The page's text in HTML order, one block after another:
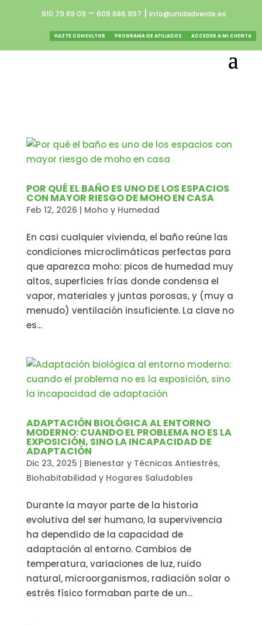
910 79 89 09 – 609 686 997 info@unidadverde.es
HAZTE CONSULTOR PROGRAMA DE AFILIADOS ACCEDER A MI CUENTA
POR QUÉ EL BAÑO ES UNO DE LOS ESPACIOS
CON MAYOR RIESGO DE MOHO EN CASA
Feb 12, 2026 | Moho y Humedad
En casi cualquier vivienda, el baño reúne las
condiciones microclimáticas perfectas para
que aparezca moho: picos de humedad muy
altos, superficies frías donde condensa el
vapor, materiales y juntas porosas, y (muy a
menudo) ventilación insuficiente. La clave no
es...
ADAPTACIÓN BIOLÓGICA AL ENTORNO
MODERNO: CUANDO EL PROBLEMA NO ES LA
EXPOSICIÓN, SINO LA INCAPACIDAD DE
ADAPTACIÓN
Dic 23, 2025 | Bienestar y Técnicas Antiestrés,
Biohabitabilidad y Hogares Saludables
Durante la mayor parte de la historia
evolutiva del ser humano, la supervivencia
ha dependido de la capacidad de
adaptación al entorno. Cambios de
temperatura, variaciones de luz, ruido
natural, microorganismos, radiación solar o
estrés físico formaban parte de un...